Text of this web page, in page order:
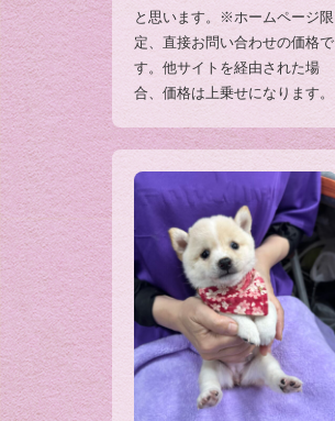
と思います。※ホームページ限
定、直接お問い合わせの価格で
す。他サイトを経由された場
合、価格は上乗せになります。